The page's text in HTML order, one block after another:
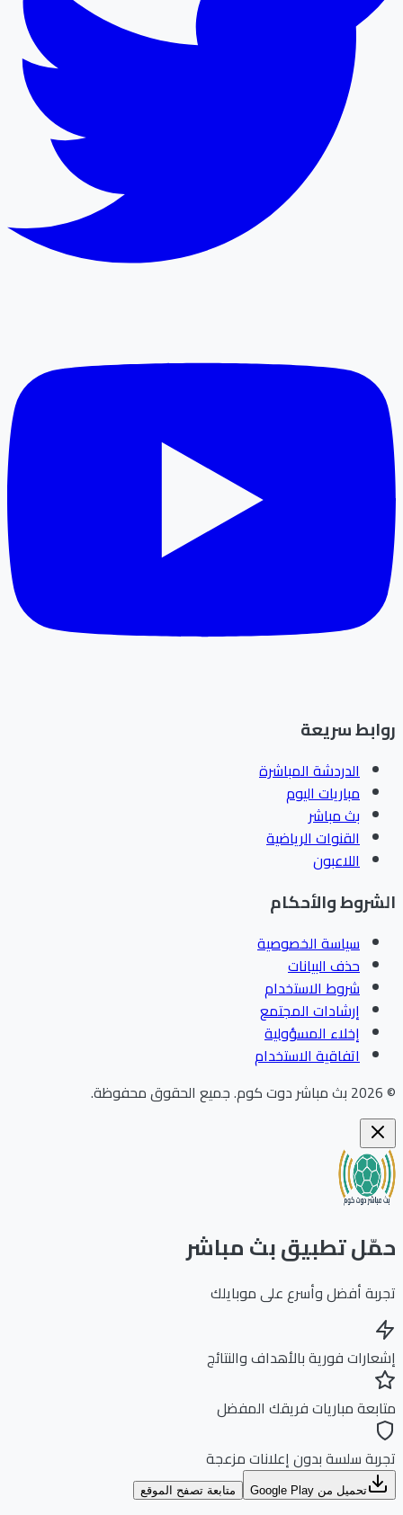
سريعة
الدردشة المباشرة
مباريات اليوم
بث مباشر
القنوات الرياضية
اللاعبون
والأحكام
سياسة الخصوصية
حذف البيانات
شروط الاستخدام
إرشادات المجتمع
إخلاء المسؤولية
اتفاقية الاستخدام
بث مباشر دوت كوم.جميع الحقوق محفوظة.
تطبيق بث مباشر
أفضل وأسرع على موبايلك
فورية بالأهداف والنتائج
مباريات فريقك المفضل
سلسة بدون إعلانات مزعجة
تحميل من Google Play متابعة تصفح الموقع